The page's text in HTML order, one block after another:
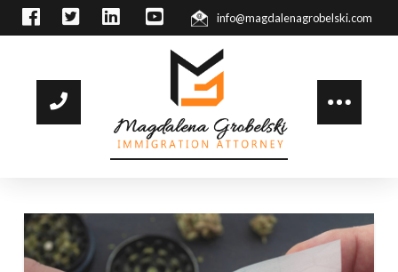
info@magdalenagrobelski.com